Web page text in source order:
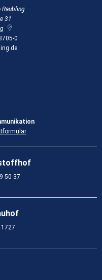
Raubling
31
0
50 37